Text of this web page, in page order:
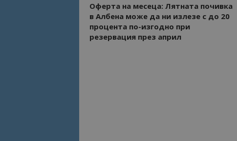
Оферта на месеца: Лятната почивка
в Албена може да ни излезе с до 20
процента по-изгодно при
резервация през април